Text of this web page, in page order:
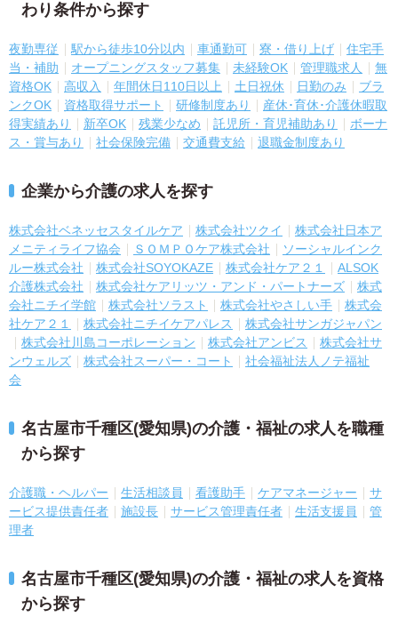
わり条件から探す
夜勤専従 駅から徒歩10分以内 車通勤可 寮・借り上げ
住宅手
当・補助
オープニングスタッフ募集 未経験OK 管理職求人
無
資格OK
高収入 年間休日110日以上 土日祝休 日勤のみ
ブラ
ンクOK
資格取得サポート 研修制度あり
産休･育休･介護休暇取
得実績あり
新卒OK 残業少なめ 託児所・育児補助あり
ボーナ
ス・賞与あり
社会保険完備 交通費支給 退職金制度あり
企業から介護の求人を探す
株式会社ベネッセスタイルケア 株式会社ツクイ
株式会社日本ア
メニティライフ協会
ＳＯＭＰＯケア株式会社
ソーシャルインク
ルー株式会社
株式会社SOYOKAZE 株式会社ケア２１
ALSOK
介護株式会社
株式会社ケアリッツ・アンド・パートナーズ
株式
会社ニチイ学館
株式会社ソラスト 株式会社やさしい手
株式会
社ケア２１
株式会社ニチイケアパレス
株式会社サンガジャパン
株式会社川島コーポレーション
株式会社アンビス
株式会社サ
ンウェルズ
株式会社スーパー・コート
社会福祉法人ノテ福祉
会
名古屋市千種区(愛知県)の介護・福祉の求人を職種
から探す
介護職・ヘルパー 生活相談員 看護助手 ケアマネージャー
サ
ービス提供責任者
施設長 サービス管理責任者 生活支援員
管
理者
名古屋市千種区(愛知県)の介護・福祉の求人を資格
から探す